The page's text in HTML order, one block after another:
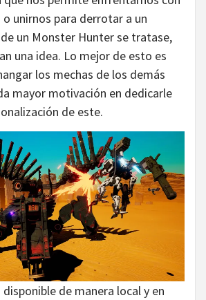
unirnos para derrotar a un
un Monster Hunter se tratase,
una idea. Lo mejor de esto es
los mechas de los demás
mayor motivación en dedicarle
de este.
de manera local y en